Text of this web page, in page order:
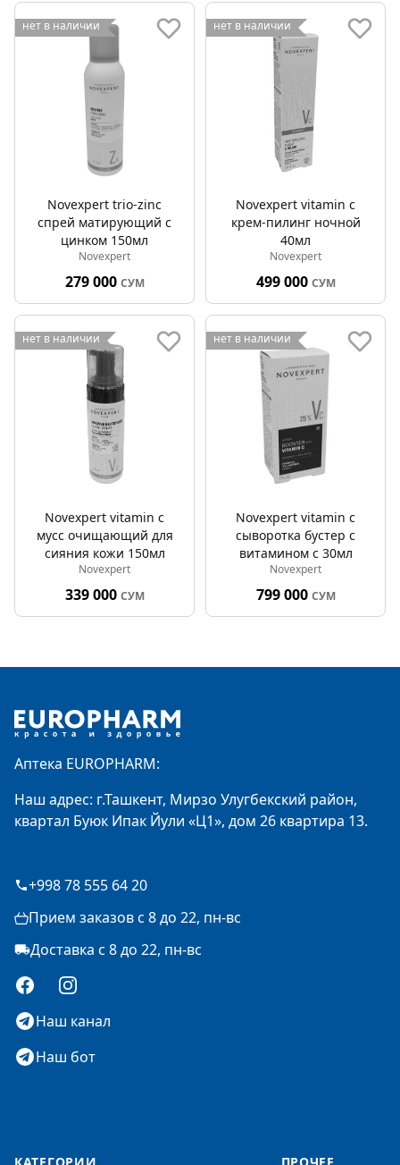
нет в наличии
Novexpert trio-zinc
спрей матирующий с
цинком 150мл
Novexpert
279 000 СУМ
нет в наличии
Novexpert vitamin c
крем-пилинг ночной
40мл
Novexpert
499 000 СУМ
нет в наличии
Novexpert vitamin c
мусс очищающий для
сияния кожи 150мл
Novexpert
339 000 СУМ
нет в наличии
Novexpert vitamin c
сыворотка бустер с
витамином с 30мл
Novexpert
799 000 СУМ
Аптека EUROPHARM:
Наш адрес: г.Ташкент, Мирзо Улугбекский район,
квартал Буюк Ипак Йули «Ц1», дом 26 квартира 13.
+998 78 555 64 20
Прием заказов с 8 до 22, пн-вс
Доставка с 8 до 22, пн-вс
FacebookInstagram
Наш канал
Наш бот